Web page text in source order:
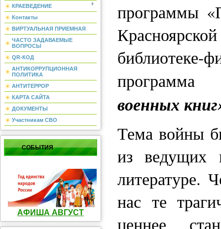
КРАЕВЕДЕНИЕ
Контакты
ВИРТУАЛЬНАЯ ПРИЕМНАЯ
ЧАСТО ЗАДАВАЕМЫЕ
ВОПРОСЫ
QR-КОД
АНТИКОРРУПЦИОННАЯ
ПОЛИТИКА
АНТИТЕРРОР
КАРТА САЙТА
ДОКУМЕНТЫ
Участникам СВО
СОБЫТИЯ
АФИША АВГУСТ
программы
военных
Тема войны
из ведущих
литературе.
нас те
ценнее